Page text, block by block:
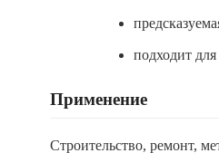
подходит
Применение
Строительство, ремонт,